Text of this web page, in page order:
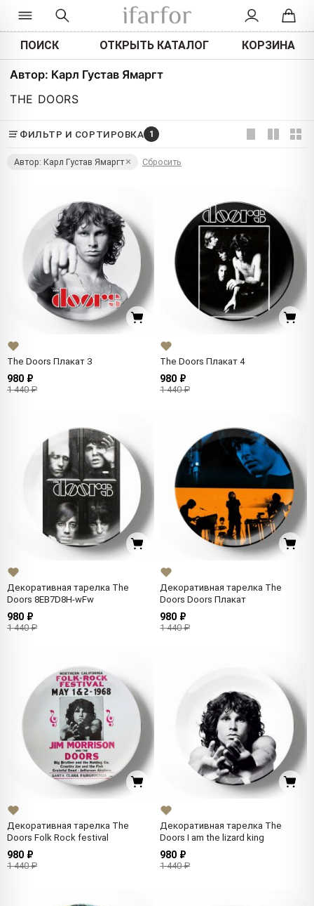
ПОИСК ОТКРЫТЬ КАТАЛОГ КОРЗИНА
Автор: Карл Густав Ямаргт
THE DOORS
ФИЛЬТР И СОРТИРОВКА 1
Автор: Карл Густав Ямаргт Сбросить
The Doors Плакат 3
980 ₽
1 440 ₽
The Doors Плакат 4
980 ₽
1 440 ₽
Декоративная тарелка The
Doors 8EB7D8H-wFw
980 ₽
1 440 ₽
Декоративная тарелка The
Doors Doors Плакат
980 ₽
1 440 ₽
Декоративная тарелка The
Doors Folk Rock festival
980 ₽
1 440 ₽
Декоративная тарелка The
Doors I am the lizard king
980 ₽
1 440 ₽